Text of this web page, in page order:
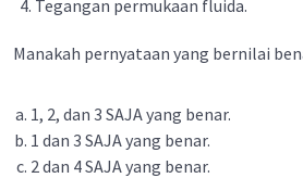
Tegangan permukaan fluida.
Manakah pernyataan yang bernilai
1, 2, dan 3 SAJA yang benar.
1 dan 3 SAJA yang benar.
2 dan 4 SAJA yang benar.